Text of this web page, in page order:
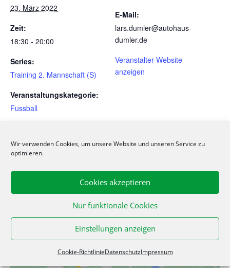
Wir verwenden Cookies, um unsere Website und unseren Service zu
optimieren.
Cookies akzeptieren
Nur funktionale Cookies
Einstellungen anzeigen
Cookie-RichtlinieDatenschutzImpressum
23. März 2022
Zeit:
18:30 - 20:00
Series:
Training 2. Mannschaft (S)
Veranstaltungskategorie:
Fussball
E-Mail:
lars.dumler@autohaus-
dumler.de
Veranstalter-Website
anzeigen
Klicke hier, um Marketing-Cookies zu